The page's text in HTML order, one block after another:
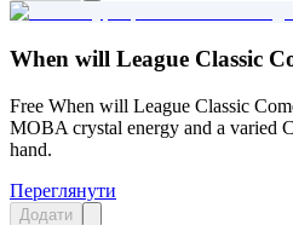
When will League Classic
Free When will League Classic
MOBA crystal energy and a varied
hand.
Переглянути
Додати